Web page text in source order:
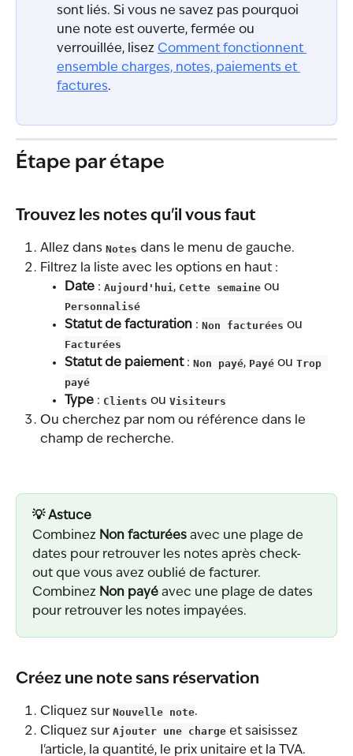
sont liés. Si vous ne savez pas pourquoi
une note est ouverte, fermée ou
verrouillée, lisez Comment fonctionnent
ensemble charges, notes, paiements et
factures.
Étape par étape
Trouvez les notes qu'il vous faut
Allez dans Notes dans le menu de gauche.
Filtrez la liste avec les options en haut :
Date : Aujourd'hui , Cette semaine ou
Personnalisé
Statut de facturation : Non facturées ou
Facturées
Statut de paiement : Non payé, Payé ou Trop
payé
Type : Clients ou Visiteurs
Ou cherchez par nom ou référence dans le
champ de recherche.
💡 Astuce
Combinez Non facturées avec une plage de
dates pour retrouver les notes après check-
out que vous avez oublié de facturer.
Combinez Non payé avec une plage de dates
pour retrouver les notes impayées.
Créez une note sans réservation
Cliquez sur Nouvelle note.
Cliquez sur Ajouter une charge et saisissez
l'article, la quantité, le prix unitaire et la TVA.